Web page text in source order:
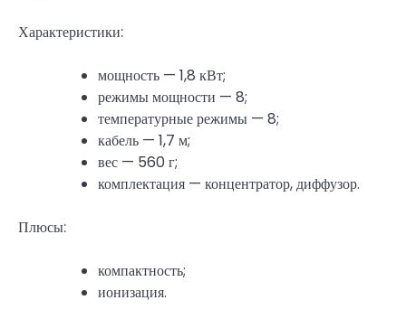
Характеристики:
мощность — 1,8 кВт;
режимы мощности — 8;
температурные режимы — 8;
кабель — 1,7 м;
вес — 560 г;
комплектация — концентратор, диффузор.
Плюсы:
компактность;
ионизация.